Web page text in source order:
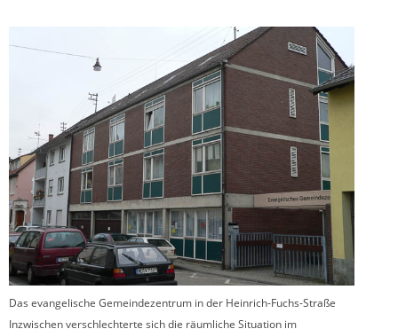
Das evangelische Gemeindezentrum in der Heinrich-Fuchs-Straße
Inzwischen verschlechterte sich die räumliche Situation im